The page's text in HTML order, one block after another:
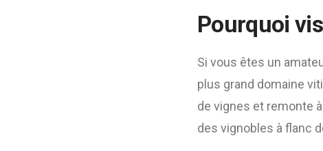
Pourquoi
Si vous êtes un
plus grand domaine
de vignes et remonte
des vignobles à flanc